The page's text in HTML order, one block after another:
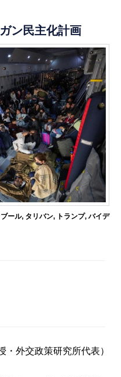
ン民主化計画
ール, タリバン, トランプ, バイデ
・外交政策研究所代表）